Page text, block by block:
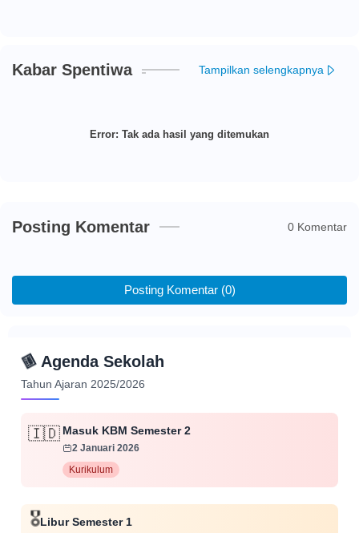
Kabar Spentiwa Tampilkan selengkapnya
Error: Tak ada hasil yang ditemukan
Posting Komentar 0 Komentar
Posting Komentar (0)
📅 Agenda Sekolah
Tahun Ajaran 2025/2026
🇮🇩Masuk KBM Semester 2
2 Januari 2026
Kurikulum
🎖️Libur Semester 1